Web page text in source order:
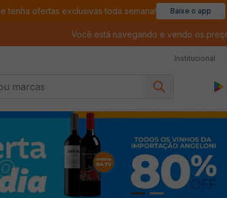
e tenha ofertas exclusivas toda semana! Baixe o app
Você está navegando e vendo os
Institucional